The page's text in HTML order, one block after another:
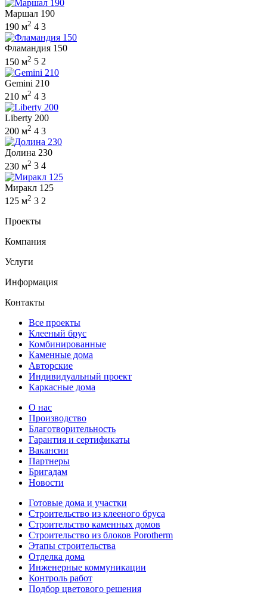
Маршал 190
190 м2 4 3
Фламандия 150
150 м2 5 2
Gemini 210
210 м2 4 3
Liberty 200
200 м2 4 3
Долина 230
230 м2 3 4
Миракл 125
125 м2 3 2
Проекты
Компания
Услуги
Информация
Контакты
Все проекты
Клееный брус
Комбинированные
Каменные дома
Авторские
Индивидуальный проект
Каркасные дома
О нас
Производство
Благотворительность
Гарантия и сертификаты
Вакансии
Партнеры
Бригадам
Новости
Готовые дома и участки
Строительство из клееного бруса
Строительство каменных домов
Строительство из блоков Porotherm
Этапы строительства
Отделка дома
Инженерные коммуникации
Контроль работ
Подбор цветового решения